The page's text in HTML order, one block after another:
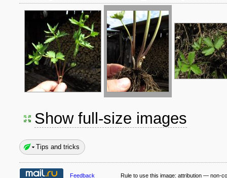
Show full-size images
Tips and tricks
Feedback Rule to use this image: attribution — non-